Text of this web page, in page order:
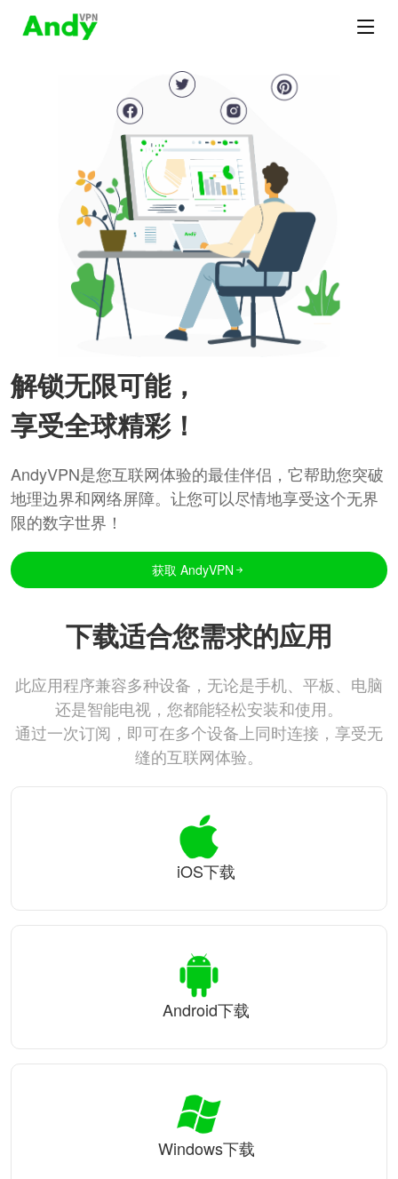
解锁无限可能，
享受全球精彩！
AndyVPN是您互联网体验的最佳伴侣，它帮助您突破
地理边界和网络屏障。让您可以尽情地享受这个无界
限的数字世界！
获取 AndyVPN
下载适合您需求的应用
此应用程序兼容多种设备，无论是手机、平板、电脑
还是智能电视，您都能轻松安装和使用。
通过一次订阅，即可在多个设备上同时连接，享受无
缝的互联网体验。
iOS下载
Android下载
Windows下载